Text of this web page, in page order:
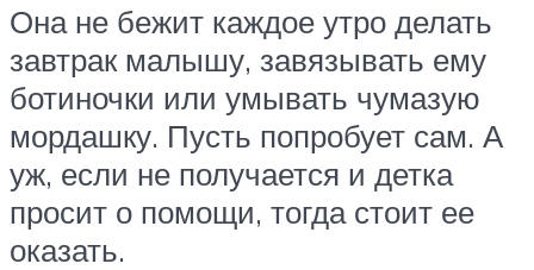
Она не бежит каждое утро делать
завтрак малышу, завязывать ему
ботиночки или умывать чумазую
мордашку. Пусть попробует сам. А
уж, если не получается и детка
просит о помощи, тогда стоит ее
оказать.